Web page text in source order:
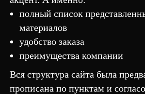
полный список
материалов
удобство заказа
преимущества компании
Вся структура сайта была
прописана по пунктам и